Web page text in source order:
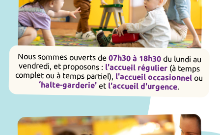
Nous sommes ouverts de07h30 à 18h30du lundi au
vendredi, et proposons : l'accueil régulier(à temps
complet ou à temps partiel), l'accueil occasionnelou
‘halte-garderie'et l'accueil d'urgence.